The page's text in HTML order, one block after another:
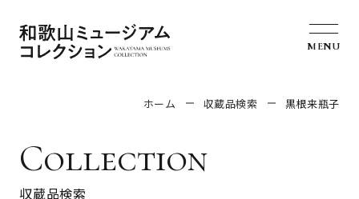
MENU
ホーム 収蔵品検索 黒根来瓶子
Collection
収蔵品検索